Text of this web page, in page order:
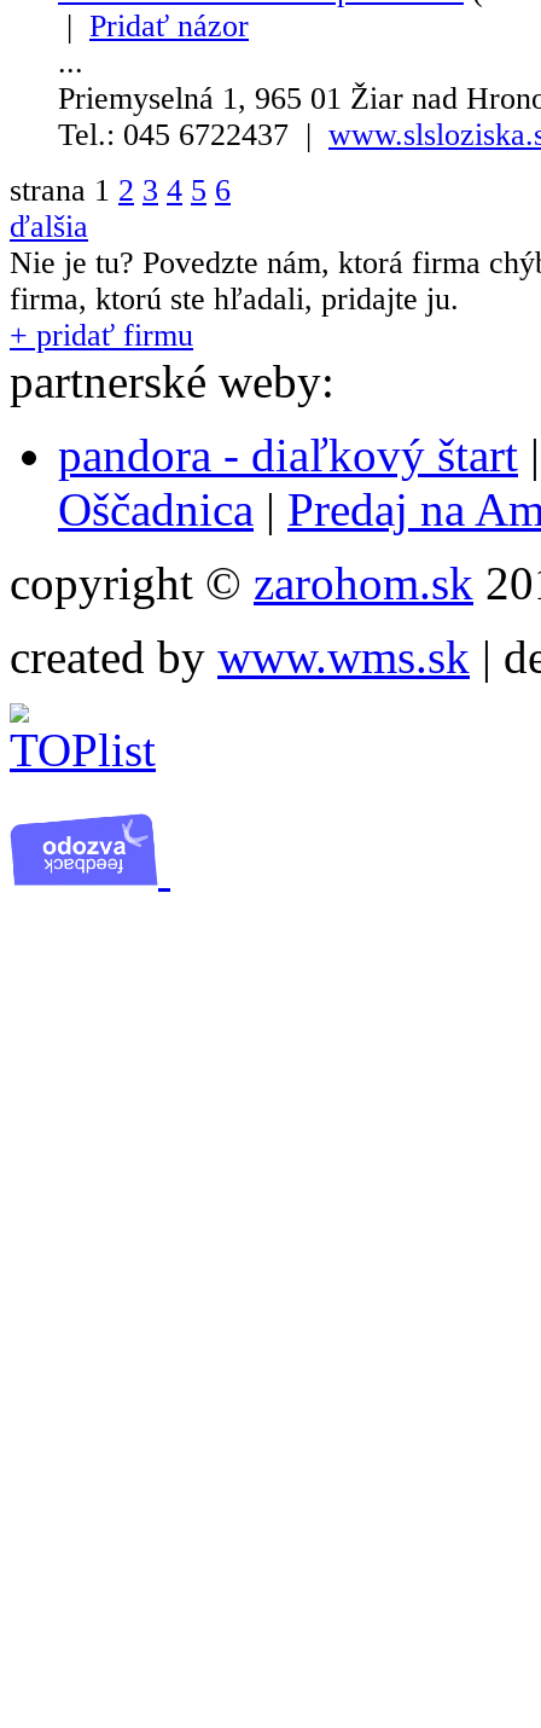
| Pridať názor
...
Priemyselná 1, 965 01 Žiar nad
Tel.: 045 6722437 |
strana 1 2 3 4 5 6
ďalšia
Nie je tu? Povedzte nám, ktorá firma
firma, ktorú ste hľadali, pridajte ju.
+ pridať firmu
partnerské weby:
pandora - diaľkový štart
Oščadnica | Predaj na
copyright © zarohom.sk
created by www.wms.sk |